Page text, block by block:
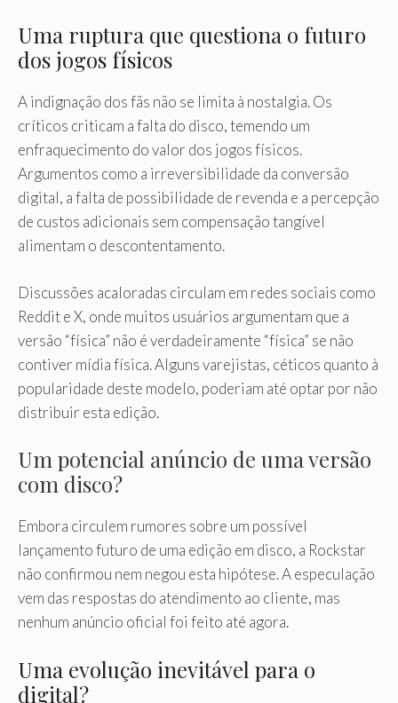
Uma ruptura que questiona o futuro
dos jogos físicos
A indignação dos fãs não se limita à nostalgia. Os
críticos criticam a falta do disco, temendo um
enfraquecimento do valor dos jogos físicos.
Argumentos como a irreversibilidade da conversão
digital, a falta de possibilidade de revenda e a percepção
de custos adicionais sem compensação tangível
alimentam o descontentamento.
Discussões acaloradas circulam em redes sociais como
Reddit e X, onde muitos usuários argumentam que a
versão “física” não é verdadeiramente “física” se não
contiver mídia física. Alguns varejistas, céticos quanto à
popularidade deste modelo, poderiam até optar por não
distribuir esta edição.
Um potencial anúncio de uma versão
com disco?
Embora circulem rumores sobre um possível
lançamento futuro de uma edição em disco, a Rockstar
não confirmou nem negou esta hipótese. A especulação
vem das respostas do atendimento ao cliente, mas
nenhum anúncio oficial foi feito até agora.
Uma evolução inevitável para o
digital?